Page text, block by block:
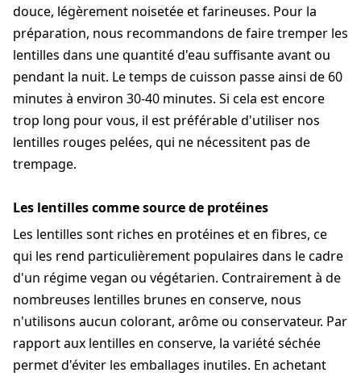
douce, légèrement noisetée et farineuses. Pour la
préparation, nous recommandons de faire tremper les
lentilles dans une quantité d'eau suffisante avant ou
pendant la nuit. Le temps de cuisson passe ainsi de 60
minutes à environ 30-40 minutes. Si cela est encore
trop long pour vous, il est préférable d'utiliser nos
lentilles rouges pelées, qui ne nécessitent pas de
trempage.
Les lentilles comme source de protéines
Les lentilles sont riches en protéines et en fibres, ce
qui les rend particulièrement populaires dans le cadre
d'un régime vegan ou végétarien. Contrairement à de
nombreuses lentilles brunes en conserve, nous
n'utilisons aucun colorant, arôme ou conservateur. Par
rapport aux lentilles en conserve, la variété séchée
permet d'éviter les emballages inutiles. En achetant